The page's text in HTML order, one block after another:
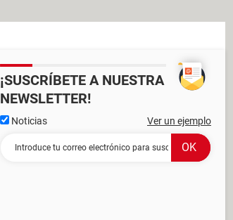
¡SUSCRÍBETE A NUESTRA
NEWSLETTER!
Noticias Ver un ejemplo